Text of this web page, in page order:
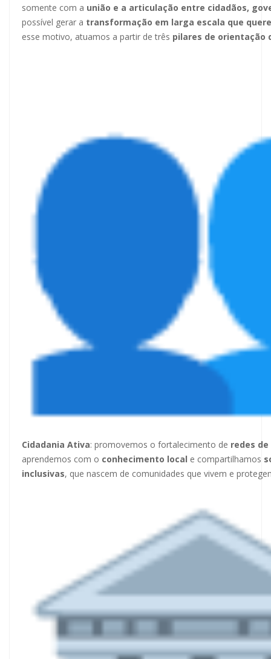
somente com a união e a articulação entre cidadãos,
possível gerar a transformação em larga escala que
esse motivo, atuamos a partir de três pilares de orientação
Cidadania Ativa: promovemos o fortalecimento de redes
aprendemos com o conhecimento local e compartilhamos
inclusivas, que nascem de comunidades que vivem e